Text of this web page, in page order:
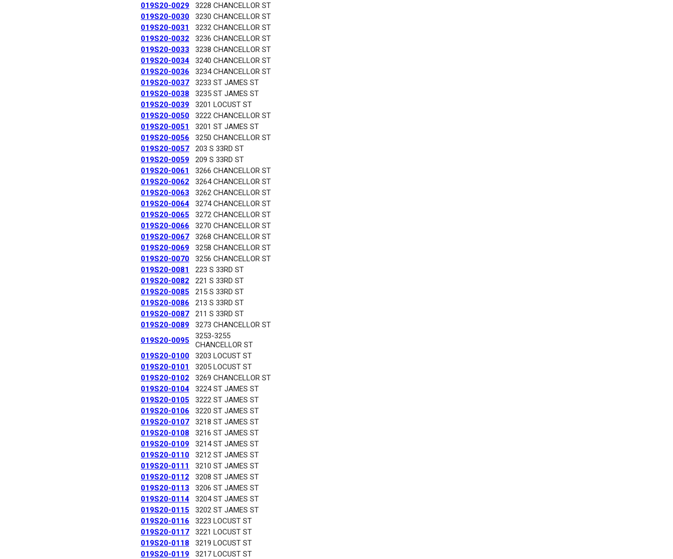
019S20-0029
3228 CHANCELLOR ST
019S20-0030
3230 CHANCELLOR ST
019S20-0031
3232 CHANCELLOR ST
019S20-0032
3236 CHANCELLOR ST
019S20-0033
3238 CHANCELLOR ST
019S20-0034
3240 CHANCELLOR ST
019S20-0036
3234 CHANCELLOR ST
019S20-0037
3233 ST JAMES ST
019S20-0038
3235 ST JAMES ST
019S20-0039
3201 LOCUST ST
019S20-0050
3222 CHANCELLOR ST
019S20-0051
3201 ST JAMES ST
019S20-0056
3250 CHANCELLOR ST
019S20-0057
203 S 33RD ST
019S20-0059
209 S 33RD ST
019S20-0061
3266 CHANCELLOR ST
019S20-0062
3264 CHANCELLOR ST
019S20-0063
3262 CHANCELLOR ST
019S20-0064
3274 CHANCELLOR ST
019S20-0065
3272 CHANCELLOR ST
019S20-0066
3270 CHANCELLOR ST
019S20-0067
3268 CHANCELLOR ST
019S20-0069
3258 CHANCELLOR ST
019S20-0070
3256 CHANCELLOR ST
019S20-0081
223 S 33RD ST
019S20-0082
221 S 33RD ST
019S20-0085
215 S 33RD ST
019S20-0086
213 S 33RD ST
019S20-0087
211 S 33RD ST
019S20-0089
3273 CHANCELLOR ST
019S20-0095
3253-3255
CHANCELLOR ST
019S20-0100
3203 LOCUST ST
019S20-0101
3205 LOCUST ST
019S20-0102
3269 CHANCELLOR ST
019S20-0104
3224 ST JAMES ST
019S20-0105
3222 ST JAMES ST
019S20-0106
3220 ST JAMES ST
019S20-0107
3218 ST JAMES ST
019S20-0108
3216 ST JAMES ST
019S20-0109
3214 ST JAMES ST
019S20-0110
3212 ST JAMES ST
019S20-0111
3210 ST JAMES ST
019S20-0112
3208 ST JAMES ST
019S20-0113
3206 ST JAMES ST
019S20-0114
3204 ST JAMES ST
019S20-0115
3202 ST JAMES ST
019S20-0116
3223 LOCUST ST
019S20-0117
3221 LOCUST ST
019S20-0118
3219 LOCUST ST
019S20-0119
3217 LOCUST ST